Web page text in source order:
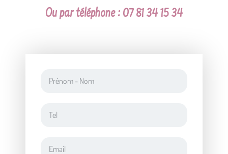
Ou par téléphone : 07 81 34 15 34